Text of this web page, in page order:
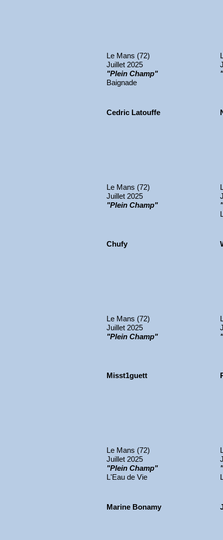
Le Mans (72)
Juillet 2025
"Plein Champ"
Baignade
Cedric Latouffe
Le Mans (72)
Juillet 2025
"Plein Champ"
Chufy
Le Mans (72)
Juillet 2025
"Plein Champ"
Misst1guett
Le Mans (72)
Juillet 2025
"Plein Champ"
L'Eau de Vie
Marine Bonamy